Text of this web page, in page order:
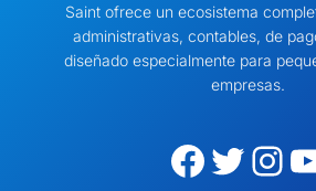
Saint ofrece un ecosistema
administrativas, contables, de
diseñado especialmente para
empresas.
Facebook Twitter Instagram YouTube